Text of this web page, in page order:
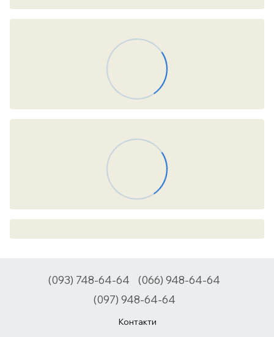
(093) 748-64-64
(066) 948-64-64
(097) 948-64-64
Контакти